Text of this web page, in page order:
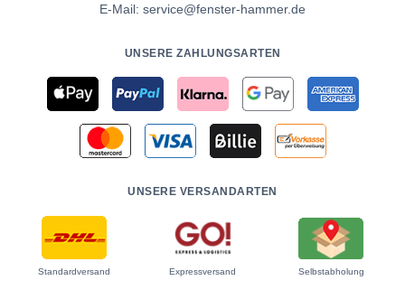
E-Mail: service@fenster-hammer.de
UNSERE ZAHLUNGSARTEN
UNSERE VERSANDARTEN
Standardversand Expressversand Selbstabholung